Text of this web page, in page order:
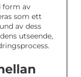
form av
som ett
av dess
utseende,